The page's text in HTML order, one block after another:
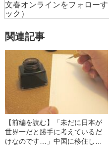
文春オンラインをフォローす
ック）
関連記事
【前編を読む】「未だに日本が
世界一だと勝手に考えているだ
けなのです…」中国に移住し